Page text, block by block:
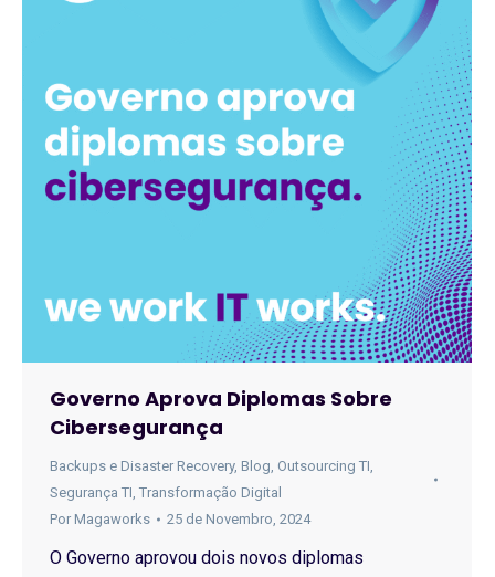
Governo Aprova Diplomas Sobre
Cibersegurança
Backups e Disaster Recovery, Blog, Outsourcing TI,
Segurança TI, Transformação Digital
Por Magaworks 25 de Novembro, 2024
O Governo aprovou dois novos diplomas